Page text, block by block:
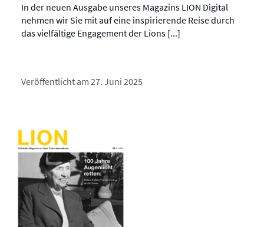
In der neuen Ausgabe unseres Magazins LION Digital
nehmen wir Sie mit auf eine inspirierende Reise durch
das vielfältige Engagement der Lions [...]
Veröffentlicht am 27. Juni 2025